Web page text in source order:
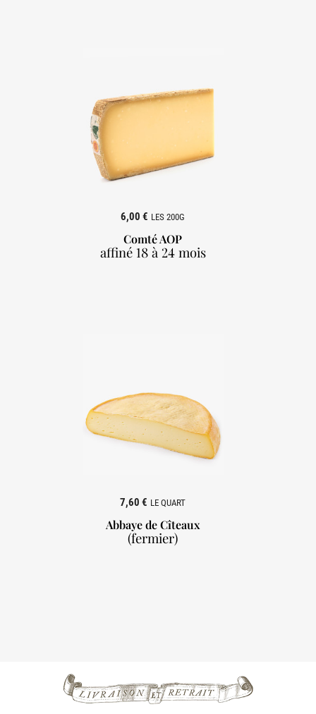
Comté AOP
affiné 18 à 24 mois
6,00 € LES 200G

Abbaye de Cîteaux
(fermier)
7,60 € LE QUART
